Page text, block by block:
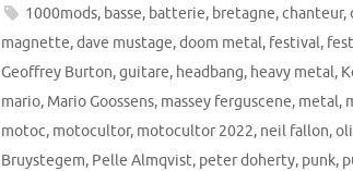
1000mods, basse, batterie, bretagne,chanteur,
magnette,dave mustage,doom metal, festival,
Geoffrey Burton,guitare, headbang, heavy metal,
mario, Mario Goossens, massey ferguscene, metal,
motoc, motocultor, motocultor 2022, neil fallon,
Bruystegem, Pelle Almqvist, peter doherty, punk,